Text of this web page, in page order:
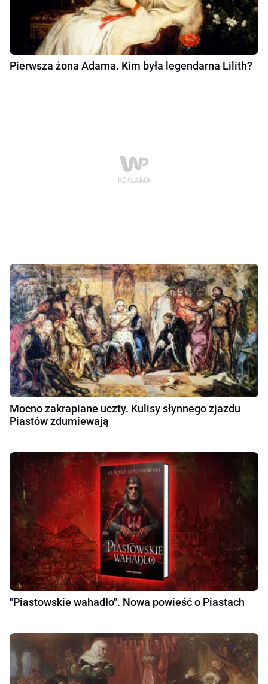
Pierwsza żona Adama. Kim była legendarna Lilith?
Mocno zakrapiane uczty. Kulisy słynnego zjazdu
Piastów zdumiewają
"Piastowskie wahadło". Nowa powieść o Piastach